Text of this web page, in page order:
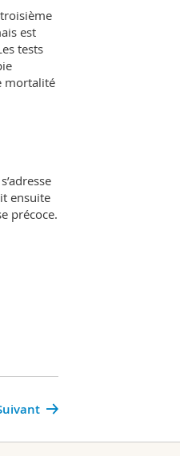
est
tests
mortalité
ensuite
précoce.